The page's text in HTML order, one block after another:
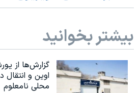
همایش محافظه‌کاران آمریکا «سی‌پک»
سفر پرزیدنت ترامپ به چین
بیشتر بخوانید
اوین و انتقال
محلی نامعلوم